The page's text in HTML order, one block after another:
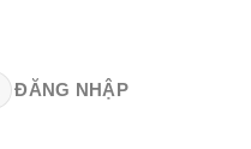
ĐĂNG NHẬP